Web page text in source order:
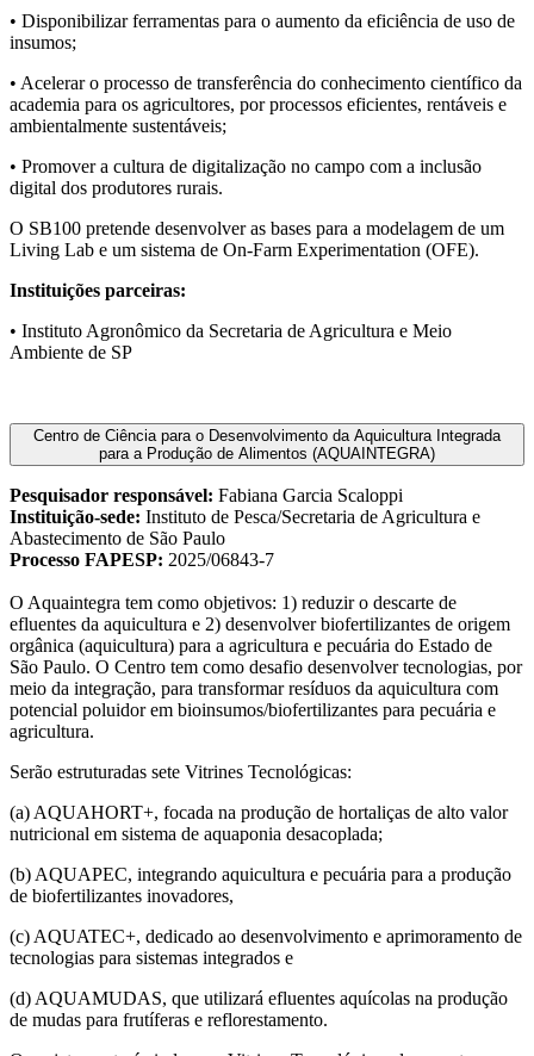
• Disponibilizar ferramentas para o aumento da eficiência de uso de
insumos;
• Acelerar o processo de transferência do conhecimento científico da
academia para os agricultores, por processos eficientes, rentáveis e
ambientalmente sustentáveis;
• Promover a cultura de digitalização no campo com a inclusão
digital dos produtores rurais.
O SB100 pretende desenvolver as bases para a modelagem de um
Living Lab e um sistema de On-Farm Experimentation (OFE).
Instituições parceiras:
• Instituto Agronômico da Secretaria de Agricultura e Meio
Ambiente de SP
Centro de Ciência para o Desenvolvimento da Aquicultura Integrada
para a Produção de Alimentos (AQUAINTEGRA)
Pesquisador responsável: Fabiana Garcia Scaloppi
Instituição-sede: Instituto de Pesca/Secretaria de Agricultura e
Abastecimento de São Paulo
Processo FAPESP: 2025/06843-7
O Aquaintegra tem como objetivos: 1) reduzir o descarte de
efluentes da aquicultura e 2) desenvolver biofertilizantes de origem
orgânica (aquicultura) para a agricultura e pecuária do Estado de
São Paulo. O Centro tem como desafio desenvolver tecnologias, por
meio da integração, para transformar resíduos da aquicultura com
potencial poluidor em bioinsumos/biofertilizantes para pecuária e
agricultura.
Serão estruturadas sete Vitrines Tecnológicas:
(a) AQUAHORT+, focada na produção de hortaliças de alto valor
nutricional em sistema de aquaponia desacoplada;
(b) AQUAPEC, integrando aquicultura e pecuária para a produção
de biofertilizantes inovadores,
(c) AQUATEC+, dedicado ao desenvolvimento e aprimoramento de
tecnologias para sistemas integrados e
(d) AQUAMUDAS, que utilizará efluentes aquícolas na produção
de mudas para frutíferas e reflorestamento.